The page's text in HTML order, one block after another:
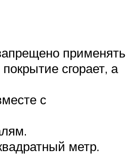
применять
сгорает, а
с
метр.